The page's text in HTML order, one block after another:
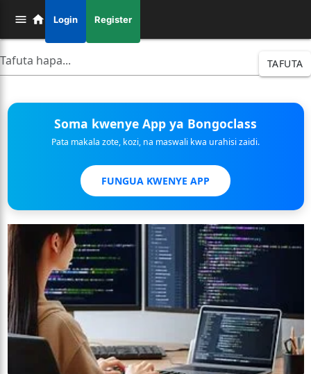
Login Register
TAFUTA
Soma kwenye App ya Bongoclass
Pata makala zote, kozi, na maswali kwa urahisi zaidi.
FUNGUA KWENYE APP